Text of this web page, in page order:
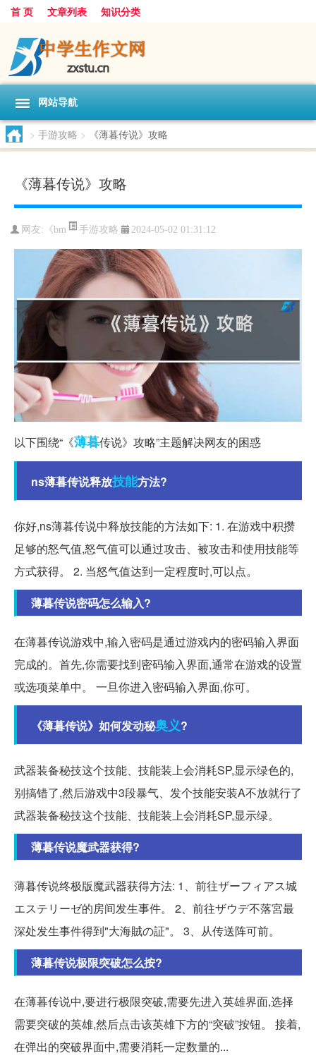
首 页 文章列表 知识分类
网站导航
> 手游攻略 > 《薄暮传说》攻略
《薄暮传说》攻略
网友: 《bm 手游攻略 2024-05-02 01:31:12
以下围绕“《薄暮传说》攻略”主题解决网友的困惑
ns薄暮传说释放技能方法?
你好,ns薄暮传说中释放技能的方法如下: 1. 在游戏中积攒
足够的怒气值,怒气值可以通过攻击、被攻击和使用技能等
方式获得。 2. 当怒气值达到一定程度时,可以点。
薄暮传说密码怎么输入?
在薄暮传说游戏中,输入密码是通过游戏内的密码输入界面
完成的。首先,你需要找到密码输入界面,通常在游戏的设置
或选项菜单中。 一旦你进入密码输入界面,你可。
《薄暮传说》如何发动秘奥义?
武器装备秘技这个技能、技能装上会消耗SP,显示绿色的,
别搞错了,然后游戏中3段暴气、发个技能安装A不放就行了
武器装备秘技这个技能、技能装上会消耗SP,显示绿。
薄暮传说魔武器获得?
薄暮传说终极版魔武器获得方法: 1、前往ザーフィアス城
エステリーゼ的房间发生事件。 2、前往ザウデ不落宮最
深处发生事件得到"大海賊の証"。 3、从传送阵可前。
薄暮传说极限突破怎么按?
在薄暮传说中,要进行极限突破,需要先进入英雄界面,选择
需要突破的英雄,然后点击该英雄下方的“突破”按钮。 接着,
在弹出的突破界面中,需要消耗一定数量的...